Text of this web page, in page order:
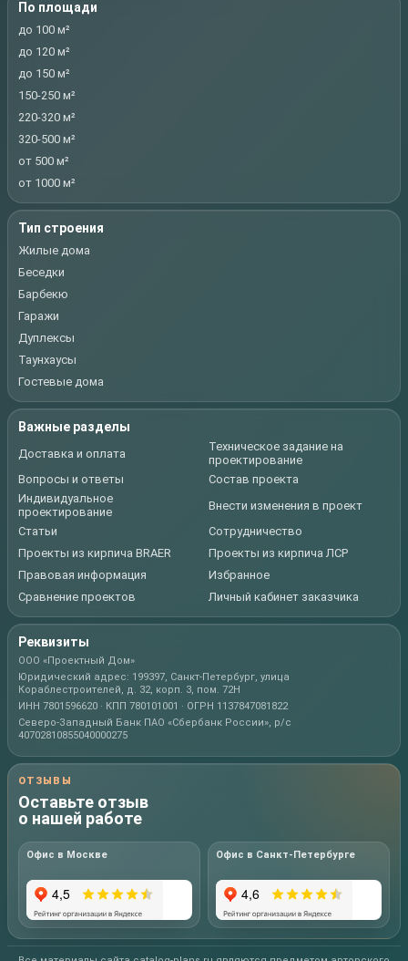
По площади
до 100 м²
до 120 м²
до 150 м²
150-250 м²
220-320 м²
320-500 м²
от 500 м²
от 1000 м²
Тип строения
Жилые дома
Беседки
Барбекю
Гаражи
Дуплексы
Таунхаусы
Гостевые дома
Важные разделы
Доставка и оплата
Техническое задание на
проектирование
Вопросы и ответы
Состав проекта
Индивидуальное
проектирование
Внести изменения в проект
Статьи
Сотрудничество
Проекты из кирпича BRAER
Проекты из кирпича ЛСР
Правовая информация
Избранное
Сравнение проектов
Личный кабинет заказчика
Реквизиты
ООО «Проектный Дом»
Юридический адрес: 199397, Санкт-Петербург, улица
Кораблестроителей, д. 32, корп. 3, пом. 72Н
ИНН 7801596620 · КПП 780101001 · ОГРН 1137847081822
Северо-Западный Банк ПАО «Сбербанк России», р/с
40702810855040000275
ОТЗЫВЫ
Оставьте отзыв
о нашей работе
Офис в Москве Офис в Санкт-Петербурге